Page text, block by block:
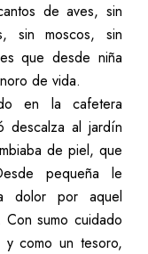
de aves, sin
sin moscos, sin
que desde niña
de vida.
en la cafetera
descalza al jardín
de piel, que
pequeña le
dolor por aquel
sumo cuidado
y como un tesoro,